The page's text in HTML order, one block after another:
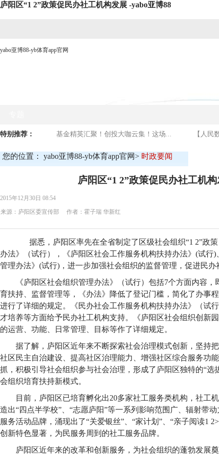
庐阳区“1 2”政策促民办社工机构发展 -yabo亚博88
yabo亚博88-yb体育app官网
特别推荐： 基金精英汇聚！创投大咖云集！这场... 【人民
您的位置： yabo亚博88-yb体育app官网> 时政要闻
庐阳区“1 2”政策促民办社工机
2015年12月30日 08:54
来源：庐阳区委宣传部 作者：霍子瑞 华新红
据悉，庐阳区率先在全省制定了区级社会组织“1 2”政
办法》（试行），《庐阳区社会工作服务机构扶持办法》(试行
管理办法》(试行)，进一步加强社会组织的监督管理，促进民办
《庐阳区社会组织管理办法》（试行）包括7个方面内容
育扶持、监督管理等，《办法》降低了登记门槛，简化了办事
进行了详细的规定。《民办社会工作服务机构扶持办法》（试
才培养等方面给予民办社工机构支持。《庐阳区社会组织创新
的运营、功能、日常管理、目标等作了详细规定。
据了解，庐阳区近年来不断探索社会治理模式创新，坚持
社区民主自治建设、提高社区治理能力、增强社区综合服务功
抓，积极引导社会组织参与社会治理，形成了庐阳区独特的“选
会组织培育扶持新模式。
目前，庐阳区已培育孵化出20多家社工服务类机构，社工
造出“四点半学校”、“志愿庐阳”等一系列影响范围广、辐射带
服务活动品牌，涌现出了“关爱银丝”、“家计划”、“亲子阅读1
创新特色显著，为民服务周到的社工服务品牌。
庐阳区近年来的改革和创新服务，为社会组织的蓬勃发展